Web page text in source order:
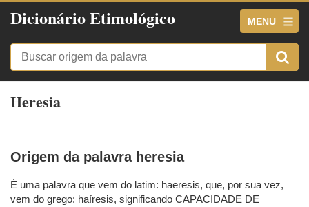
Dicionário Etimológico MENU
Heresia
Origem da palavra heresia
É uma palavra que vem do latim: haeresis, que, por sua vez,
vem do grego: haíresis, significando CAPACIDADE DE